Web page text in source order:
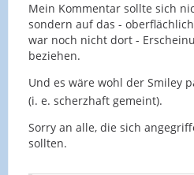
Mein Kommentar sollte sich
sondern auf das -
war noch nicht dort -
beziehen.
Und es wäre wohl der Smiley
(i. e. scherzhaft gemeint).
Sorry an alle, die sich
sollten.